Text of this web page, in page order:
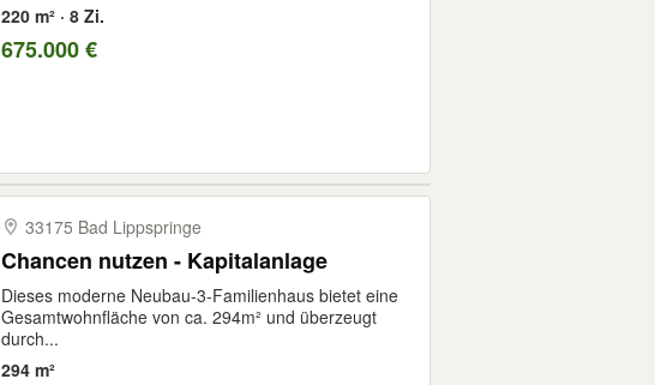
220 m² · 8 Zi.
675.000 €
33175 Bad Lippspringe
Chancen nutzen - Kapitalanlage
Dieses moderne Neubau-3-Familienhaus bietet eine
Gesamtwohnfläche von ca. 294m² und überzeugt
durch...
294 m²